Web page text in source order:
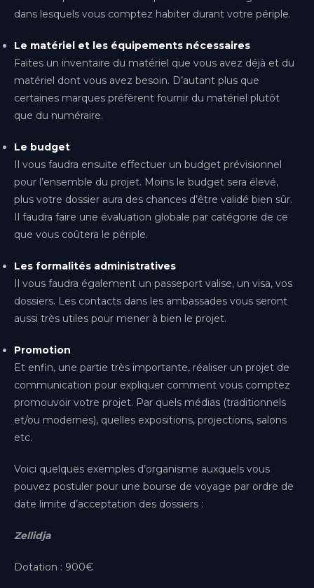
dans lesquels vous comptez habiter durant votre périple.
Le matériel et les équipements nécessaires
Faites un inventaire du matériel que vous avez déjà et du
matériel dont vous avez besoin. D’autant plus que
certaines marques préfèrent fournir du matériel plutôt
que du numéraire.
Le budget
Il vous faudra ensuite effectuer un budget prévisionnel
pour l’ensemble du projet. Moins le budget sera élevé,
plus votre dossier aura des chances d’être validé bien sûr.
Il faudra faire une évaluation globale par catégorie de ce
que vous coûtera le périple.
Les formalités administratives
Il vous faudra également un passeport valise, un visa, vos
dossiers. Les contacts dans les ambassades vous seront
aussi très utiles pour mener à bien le projet.
Promotion
Et enfin, une partie très importante, réaliser un projet de
communication pour expliquer comment vous comptez
promouvoir votre projet. Par quels médias (traditionnels
et/ou modernes), quelles expositions, projections, salons
etc.
Voici quelques exemples d’organisme auxquels vous
pouvez postuler pour une bourse de voyage par ordre de
date limite d’acceptation des dossiers :
Zellidja
Dotation : 900€